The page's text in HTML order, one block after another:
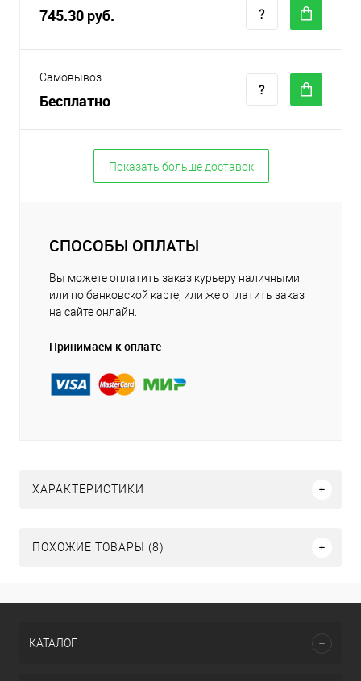
745.30 руб.
Самовывоз
Бесплатно
Показать больше доставок
СПОСОБЫ ОПЛАТЫ
Вы можете оплатить заказ курьеру наличными
или по банковской карте, или же оплатить заказ
на сайте онлайн.
Принимаем к оплате
ХАРАКТЕРИСТИКИ
ПОХОЖИЕ ТОВАРЫ (8)
КАТАЛОГ